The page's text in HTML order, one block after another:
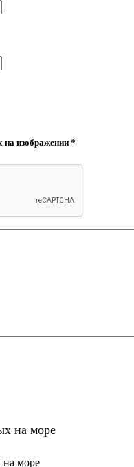
на изображении *
на море